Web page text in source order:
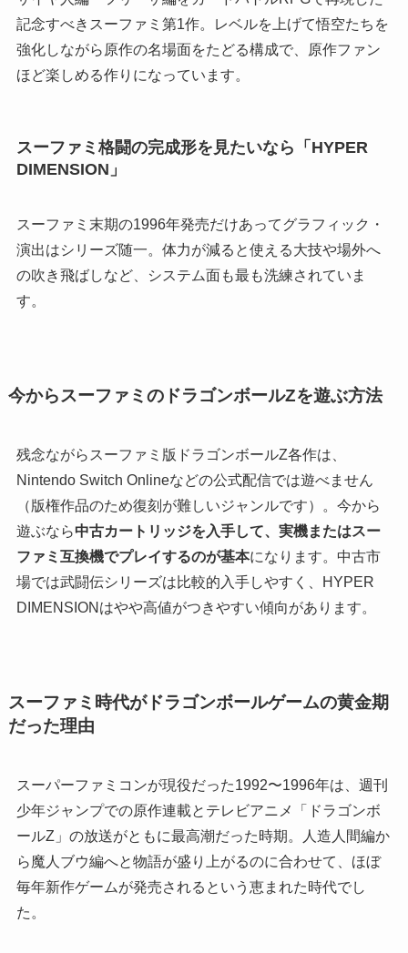
記念すべきスーファミ第1作。レベルを上げて悟空たちを
強化しながら原作の名場面をたどる構成で、原作ファン
ほど楽しめる作りになっています。
スーファミ格闘の完成形を見たいなら「HYPER
DIMENSION」
スーファミ末期の1996年発売だけあってグラフィック・
演出はシリーズ随一。体力が減ると使える大技や場外へ
の吹き飛ばしなど、システム面も最も洗練されていま
す。
今からスーファミのドラゴンボールZを遊ぶ方法
残念ながらスーファミ版ドラゴンボールZ各作は、
Nintendo Switch Onlineなどの公式配信では遊べません
（版権作品のため復刻が難しいジャンルです）。今から
遊ぶなら中古カートリッジを入手して、実機またはスー
ファミ互換機でプレイするのが基本になります。中古市
場では武闘伝シリーズは比較的入手しやすく、HYPER
DIMENSIONはやや高値がつきやすい傾向があります。
スーファミ時代がドラゴンボールゲームの黄金期
だった理由
スーパーファミコンが現役だった1992〜1996年は、週刊
少年ジャンプでの原作連載とテレビアニメ「ドラゴンボ
ールZ」の放送がともに最高潮だった時期。人造人間編か
ら魔人ブウ編へと物語が盛り上がるのに合わせて、ほぼ
毎年新作ゲームが発売されるという恵まれた時代でし
た。